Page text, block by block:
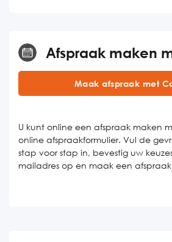
Afspraak maken
Maak afspraak met
U kunt online een afspraak maken
online afspraakformulier. Vul de
stap voor stap in, bevestig uw
mailadres op en maak een